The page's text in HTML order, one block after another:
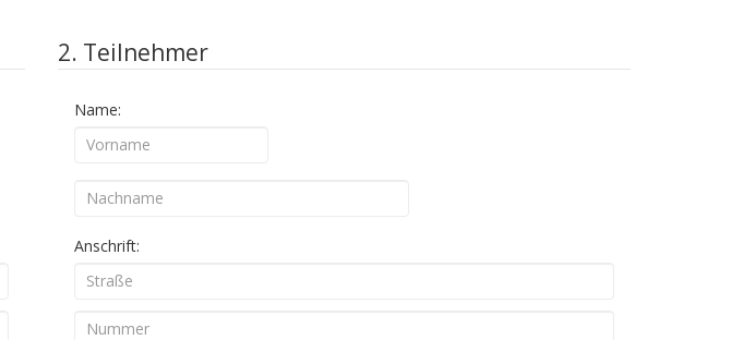
2. Teilnehmer
Name:
Anschrift: